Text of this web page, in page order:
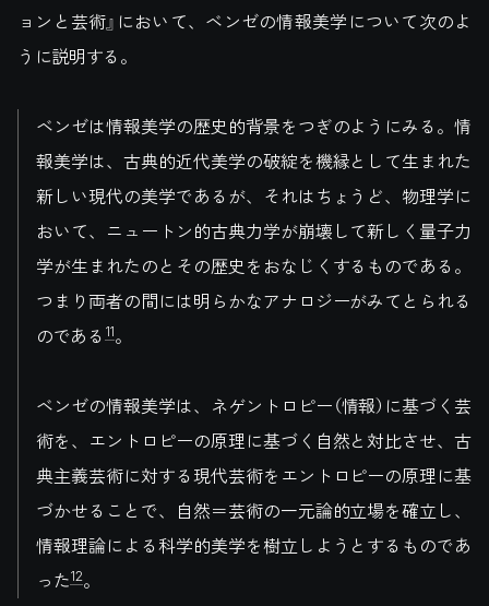
ョンと芸術』において、ベンゼの情報美学について次のよ
うに説明する。
ベンゼは情報美学の歴史的背景をつぎのようにみる。情
報美学は、古典的近代美学の破綻を機縁として生まれた
新しい現代の美学であるが、それはちょうど、物理学に
おいて、ニュートン的古典力学が崩壊して新しく量子力
学が生まれたのとその歴史をおなじくするものである。
つまり両者の間には明らかなアナロジーがみてとられる
のである 11。
ベンゼの情報美学は、ネゲントロピー（情報）に基づく芸
術を、エントロピーの原理に基づく自然と対比させ、古
典主義芸術に対する現代芸術をエントロピーの原理に基
づかせることで、自然＝芸術の一元論的立場を確立し、
情報理論による科学的美学を樹立しようとするものであ
った12。